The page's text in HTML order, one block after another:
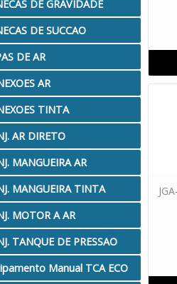
REPOSICAO - VECTOR
COMP. PRESSAO PISTOLAS
CONV. SUCCAO PISTOLAS
PO CASCADIUM CANHAO REP.
PARA PISTOLAS
E ACOPLAMENTOS
DE GRAVIDADE
DE SUCCAO
DE AR
AR
TINTA
AR DIRETO
MANGUEIRA AR
MANGUEIRA TINTA
MOTOR A AR
TANQUE DE PRESSAO
Manual TCA ECO